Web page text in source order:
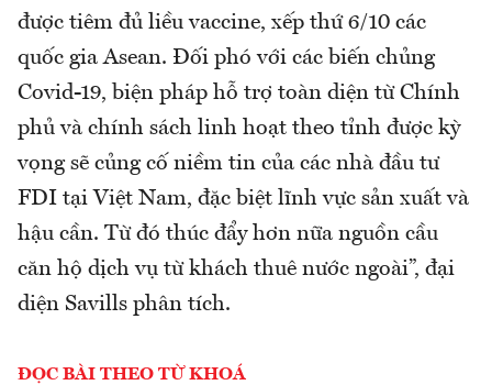
được tiêm đủ liều vaccine, xếp thứ 6/10 các
quốc gia Asean. Đối phó với các biến chủng
Covid-19, biện pháp hỗ trợ toàn diện từ Chính
phủ và chính sách linh hoạt theo tỉnh được kỳ
vọng sẽ củng cố niềm tin của các nhà đầu tư
FDI tại Việt Nam, đặc biệt lĩnh vực sản xuất và
hậu cần. Từ đó thúc đẩy hơn nữa nguồn cầu
căn hộ dịch vụ từ khách thuê nước ngoài”, đại
diện Savills phân tích.
ĐỌC BÀI THEO TỪ KHOÁ